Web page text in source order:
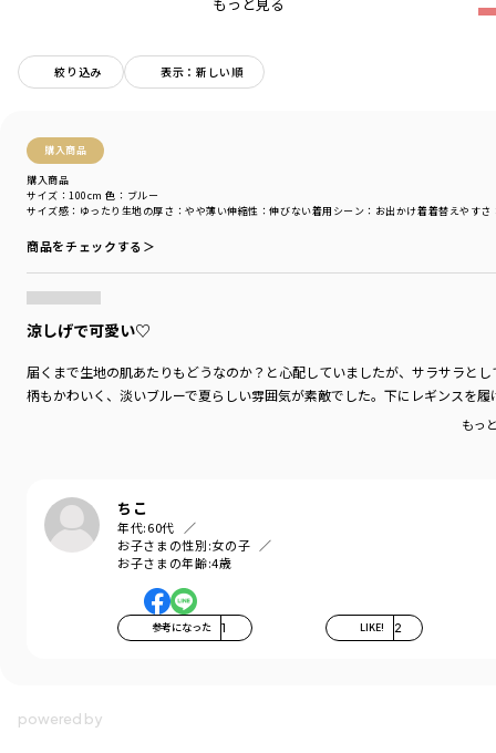
絞り込み 表示：新しい順
購入商品
購入商品
サイズ感 ：ゆったり 生地の厚さ ：やや薄い伸縮性 ：伸びない着用シーン ：お出かけ着着替えやすさ
サイズ：100cm 色：ブルー
商品をチェックする＞
涼しげで可愛い♡
届くまで生地の肌あたりもどうなのか？と心配していましたが、サラサラと
柄もかわいく、淡いブルーで夏らしい雰囲気が素敵でした。下にレギンスを
もっ
ちこ
年代:60代
お子さまの性別:女の子
お子さまの年齢:4歳
参考になった 1 LIKE! 2
■素材
-----
透け感：ブルーのみややあり
伸縮性：なし
裏地：なし
着用イメージ/カラー：ブルー
サイズ：サイズ120
ブランド ／branshes
シーズン
／ 2026春夏